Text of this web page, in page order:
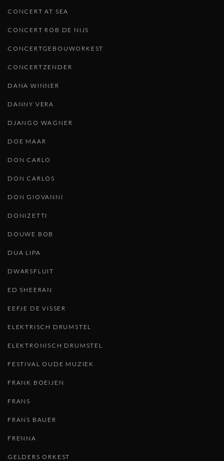
CONCERT AT SEA
CONCERT ROB DE NIJS
CONCERTGEBOUWORKEST
CONCERTZENDER
DANA WINNER
DANNY VERA
DJANGO WAGNER
DOE MAAR
DON CARLO
DON CARLOS
DON GIOVANNI
DONIZETTI
DOUWE BOB
DUA LIPA
DWARSFLUIT
ED SHEERAN
EEFJE DE VISSER
ELEKTRISCH DRUMSTEL
ELEKTRONISCH DRUMSTEL
FESTIVAL OUDE MUZIEK
FRANK BOEIJEN
FRANS
FRANS BAUER
FRENNA
GELDERS ORKEST